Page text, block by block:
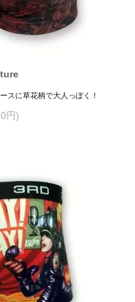
スに草花柄で大人っぽく！
円)